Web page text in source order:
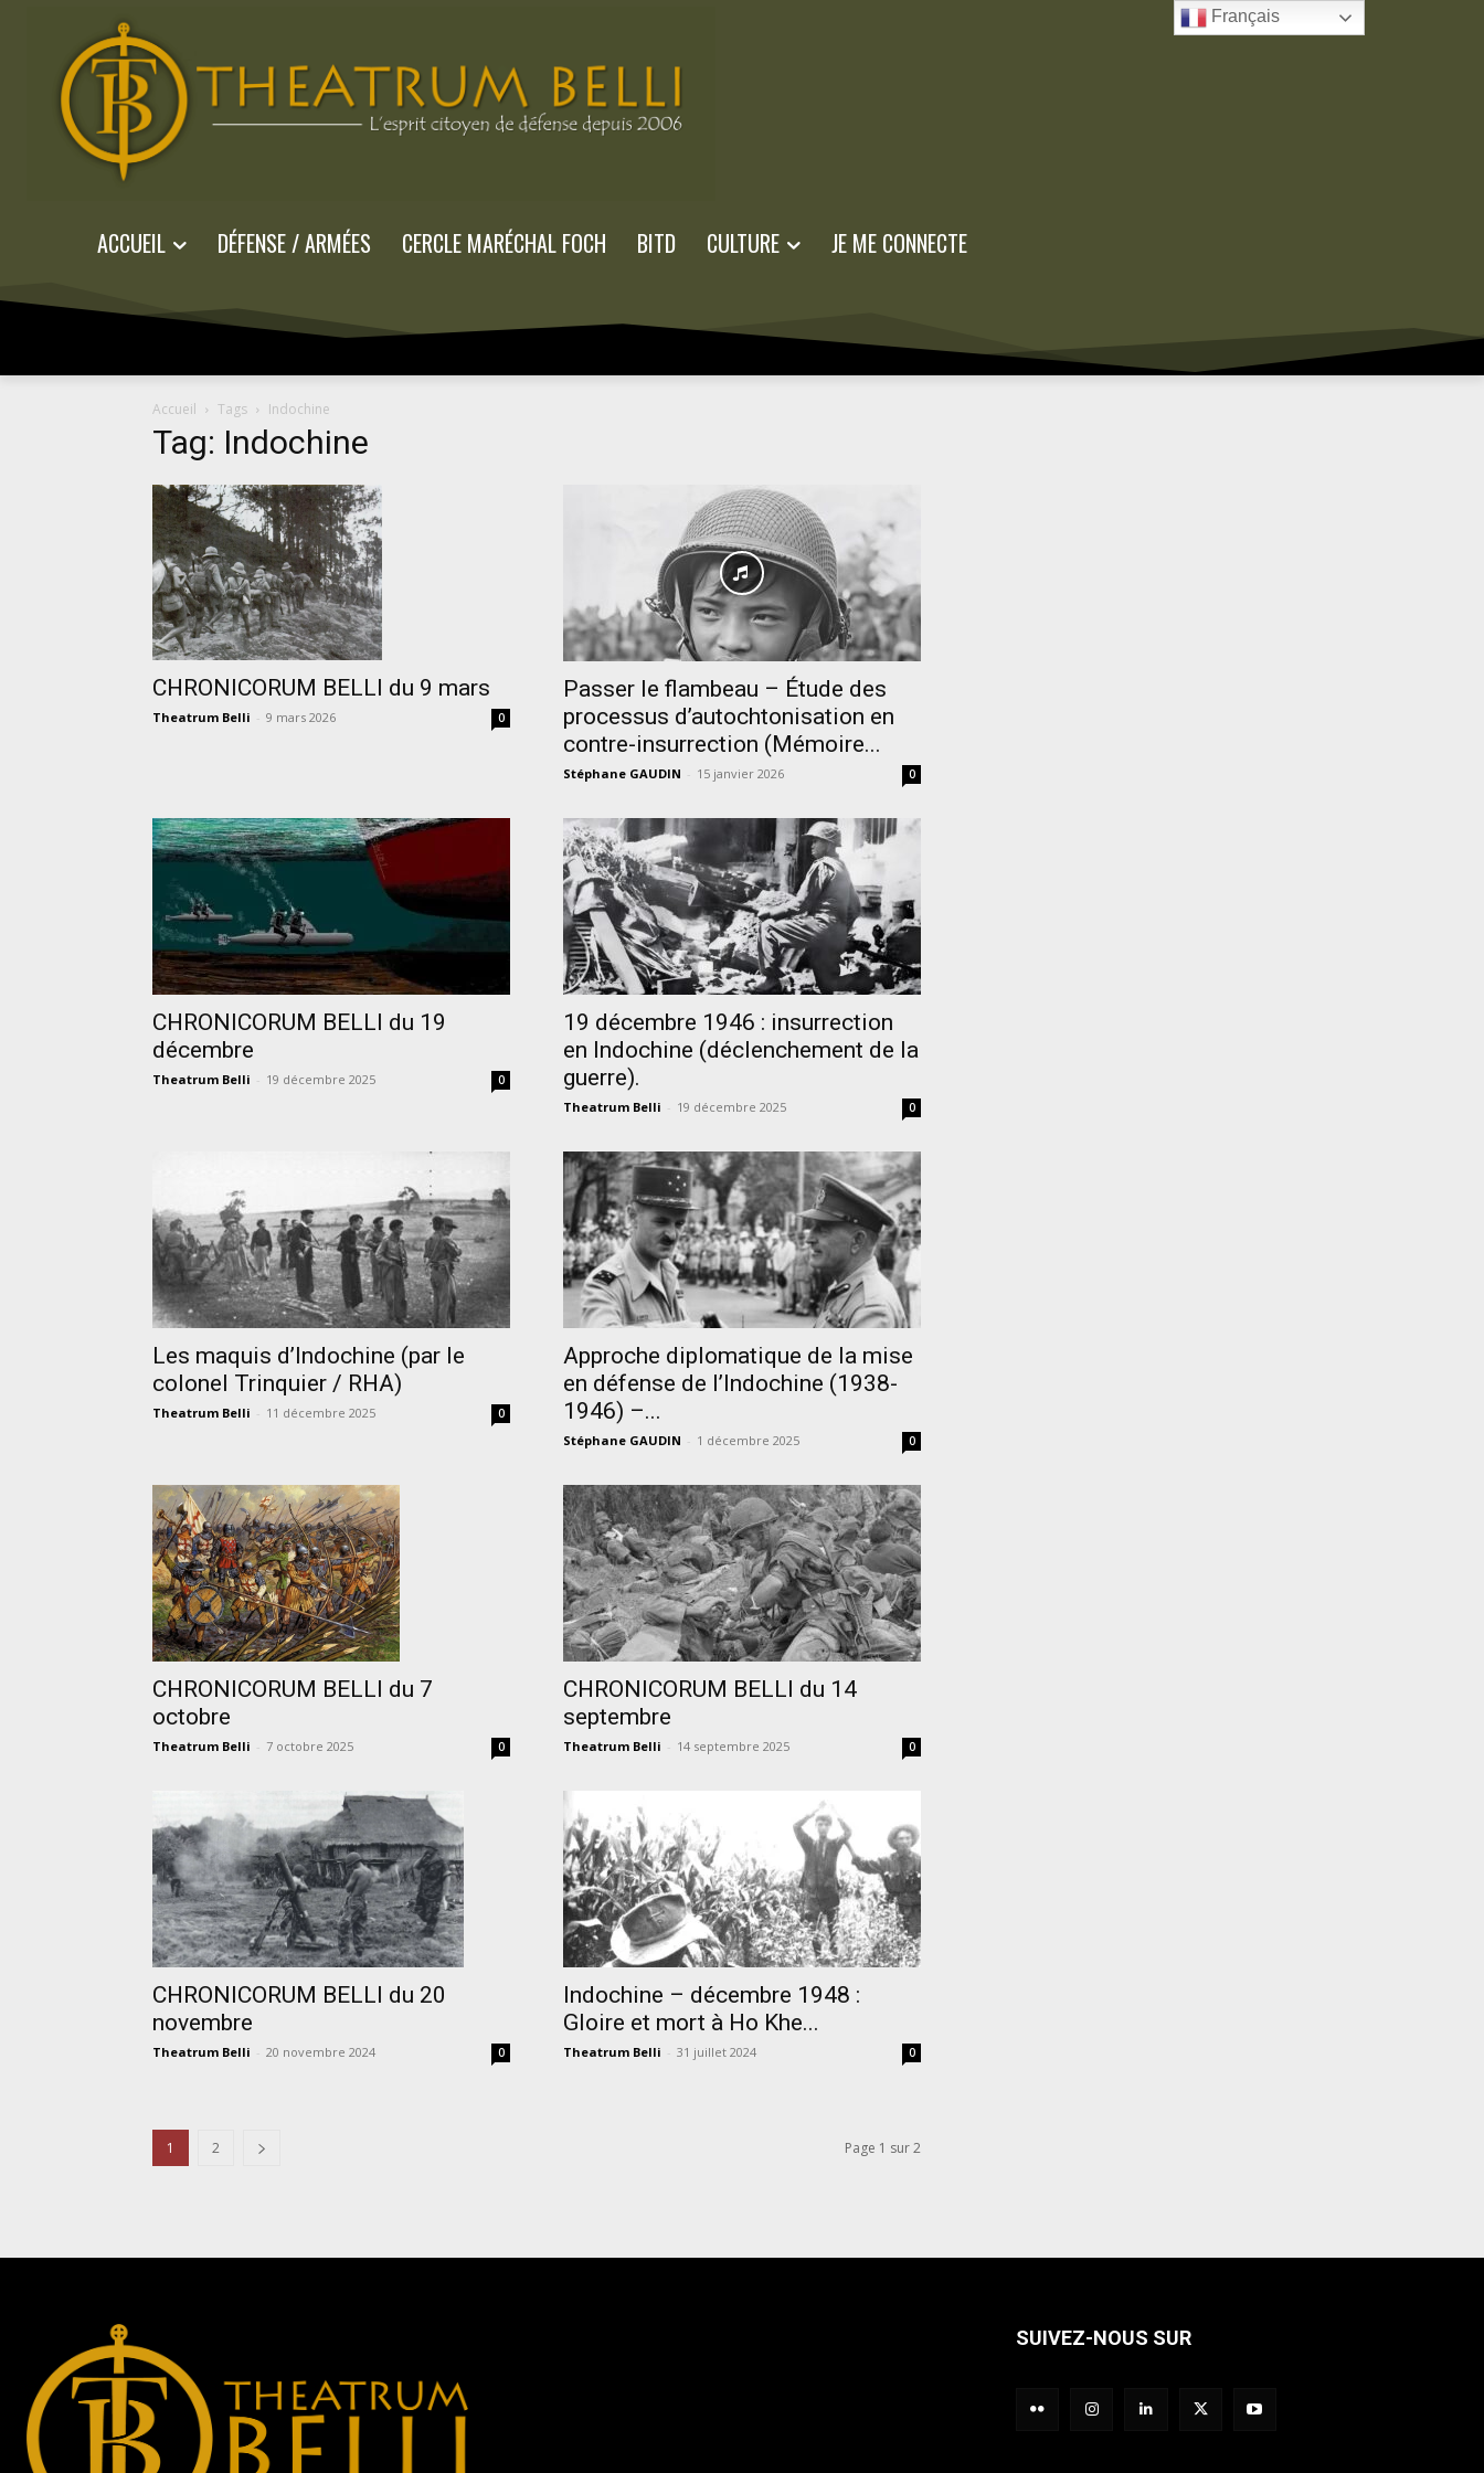
ACCUEIL DÉFENSE / ARMÉES CERCLE MARÉCHAL FOCH BITD CULTURE JE ME CONNECTE
Accueil Tags Indochine
Tag: Indochine
CHRONICORUM BELLI du 9 mars
Theatrum Belli - 9 mars 2026 0
Passer le flambeau – Étude des
processus d’autochtonisation en
contre-insurrection (Mémoire...
Stéphane GAUDIN - 15 janvier 2026 0
CHRONICORUM BELLI du 19
décembre
Theatrum Belli - 19 décembre 2025 0
19 décembre 1946 : insurrection
en Indochine (déclenchement de la
guerre).
Theatrum Belli - 19 décembre 2025 0
Les maquis d’Indochine (par le
colonel Trinquier / RHA)
Theatrum Belli - 11 décembre 2025 0
Approche diplomatique de la mise
en défense de l’Indochine (1938-
1946) –...
Stéphane GAUDIN - 1 décembre 2025 0
CHRONICORUM BELLI du 7
octobre
Theatrum Belli - 7 octobre 2025 0
CHRONICORUM BELLI du 14
septembre
Theatrum Belli - 14 septembre 2025 0
CHRONICORUM BELLI du 20
novembre
Theatrum Belli - 20 novembre 2024 0
Indochine – décembre 1948 :
Gloire et mort à Ho Khe...
Theatrum Belli - 31 juillet 2024 0
1 2 Page 1 sur 2
SUIVEZ-NOUS SUR
Français